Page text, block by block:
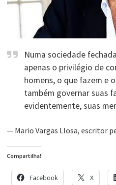
Numa sociedade
apenas o privilégio de
homens, o que fazem e
também governar suas
evidentemente, suas
— Mario Vargas Llosa, escritor
Compartilha!
Facebook X